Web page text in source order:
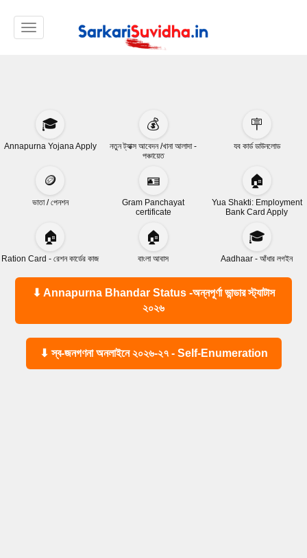
Toggle navigation
🎓
Annapurna Yojana Apply
💰
নতুন ট্যাক্স আবেদন /খানা আলাদা -
পঞ্চায়েত
🪧
যব কার্ড ডাউনলোড
🪙
ভাতা / পেনশন
🪪
Gram Panchayat
certificate
🏠
Yua Shakti: Employment
Bank Card Apply
🏠
Ration Card - রেশন কার্ডের কাজ
🏠
বাংলা আবাস
🎓
Aadhaar - আঁধার লগইন
⬇ Annapurna Bhandar Status -অন্নপূর্ণা ভান্ডার স্ট্যাটাস
২০২৬
⬇ স্ব-জনগণনা অনলাইনে ২০২৬-২৭ - Self-Enumeration